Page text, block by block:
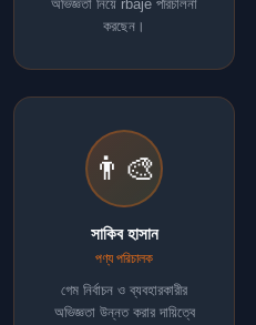
অভিজ্ঞতা নিয়ে rbaje পরিচালনা
করছেন।
👨‍🎨
সাকিব হাসান
পণ্য পরিচালক
গেম নির্বাচন ও ব্যবহারকারীর
অভিজ্ঞতা উন্নত করার দায়িত্বে